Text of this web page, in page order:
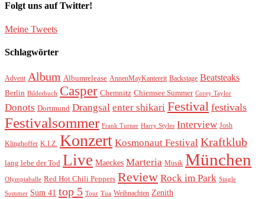
Folgt uns auf Twitter!
Meine Tweets
Schlagwörter
Advent Album Albumrelease AnnenMayKantereit Backstage Beatsteaks
Berlin Bilderbuch Casper Chemnitz Chiemsee Summer Corey Taylor
Donots Dortmund Drangsal enter shikari Festival festivals
Festivalsommer Frank Turner Harry Styles Interview Josh
Klinghoffer K.I.Z. Konzert Kosmonaut Festival Kraftklub
lang lebe der Tod Live Maeckes Marteria Musik München
Olympiahalle Red Hot Chili Peppers Review Rock im Park Single
Sommer Sum 41 top 5 Tour Tua Weihnachten Zenith